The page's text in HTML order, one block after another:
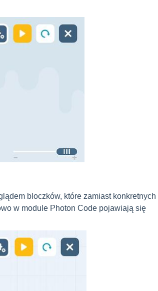
bloczków, które zamiast konkretnych
w module Photon Code pojawiają się